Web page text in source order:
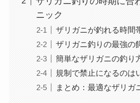
ニック
ザリガニが釣れる時間
ザリガニ釣りの最強の
簡単なザリガニの釣り
規制で禁止になるのは
まとめ：最適なザリガ